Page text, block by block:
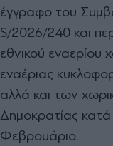
έγγραφο του
S/2026/240 και
εθνικού
εναέριας
αλλά και των
Δημοκρατίας κατά
Φεβρουάριο.